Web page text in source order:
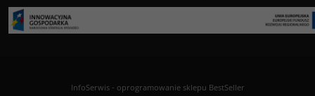
InfoSerwis- oprogramowanie sklepu BestSeller